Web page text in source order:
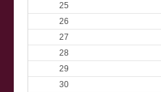
25
26
27
28
29
30